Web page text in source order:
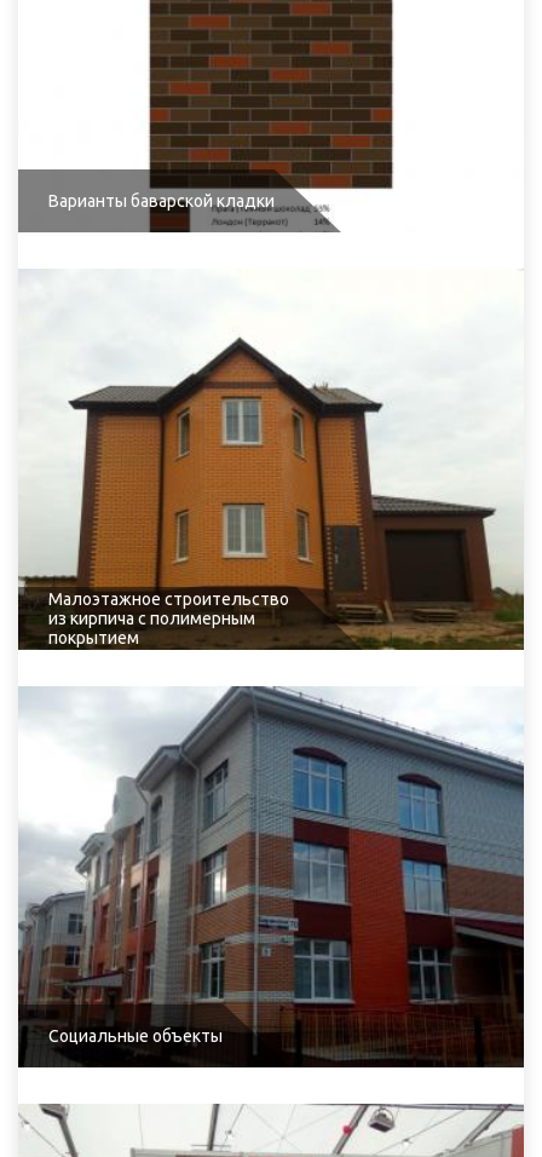
Варианты баварской кладки
Малоэтажное строительство
из кирпича с полимерным
покрытием
Социальные объекты